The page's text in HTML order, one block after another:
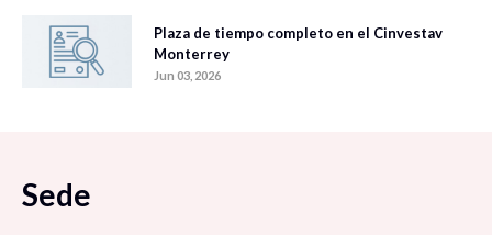
Plaza de tiempo completo en el Cinvestav
Monterrey
Jun 03, 2026
Sede